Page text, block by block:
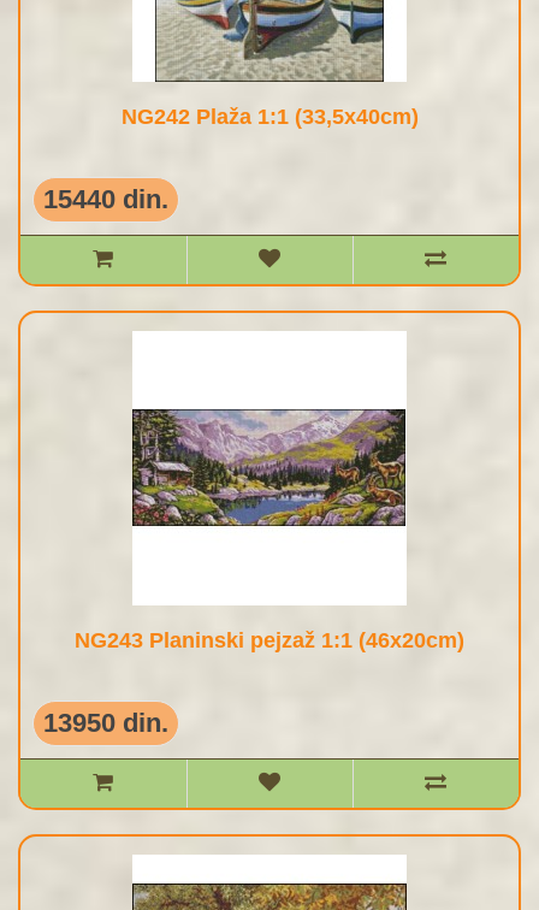
NG242 Plaža 1:1 (33,5x40cm)
15440 din.
NG243 Planinski pejzaž 1:1 (46x20cm)
13950 din.